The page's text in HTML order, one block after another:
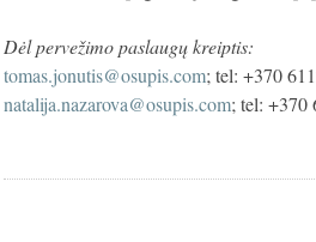
Dėl pervežimo paslaugų kreiptis:
tomas.jonutis@osupis.com; tel: +370
natalija.nazarova@osupis.com; tel: +370